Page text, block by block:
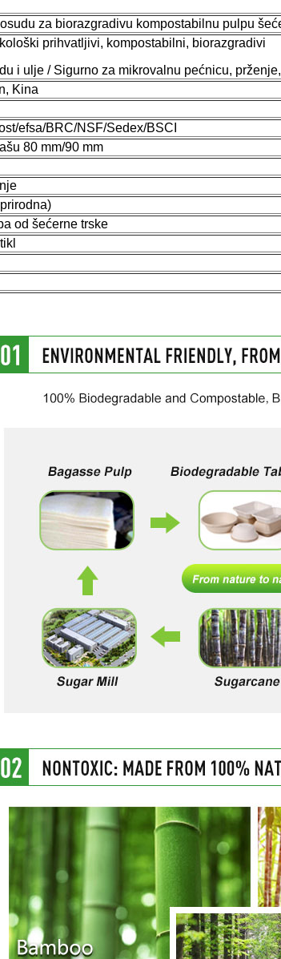
za biorazgradivu kompostabilnu pulpu
prihvatljivi, kompostabilni, biorazgradivi
i ulje / Sigurno za mikrovalnu pećnicu,
Kina
efsa/BRC/NSF/Sedex/BSCI
80 mm/90 mm
od šećerne trske